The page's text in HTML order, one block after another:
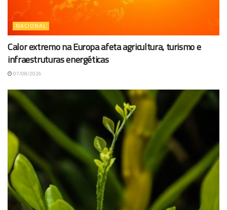
NACIONAL
Calor extremo na Europa afeta agricultura, turismo e
infraestruturas energéticas
07/08/2026